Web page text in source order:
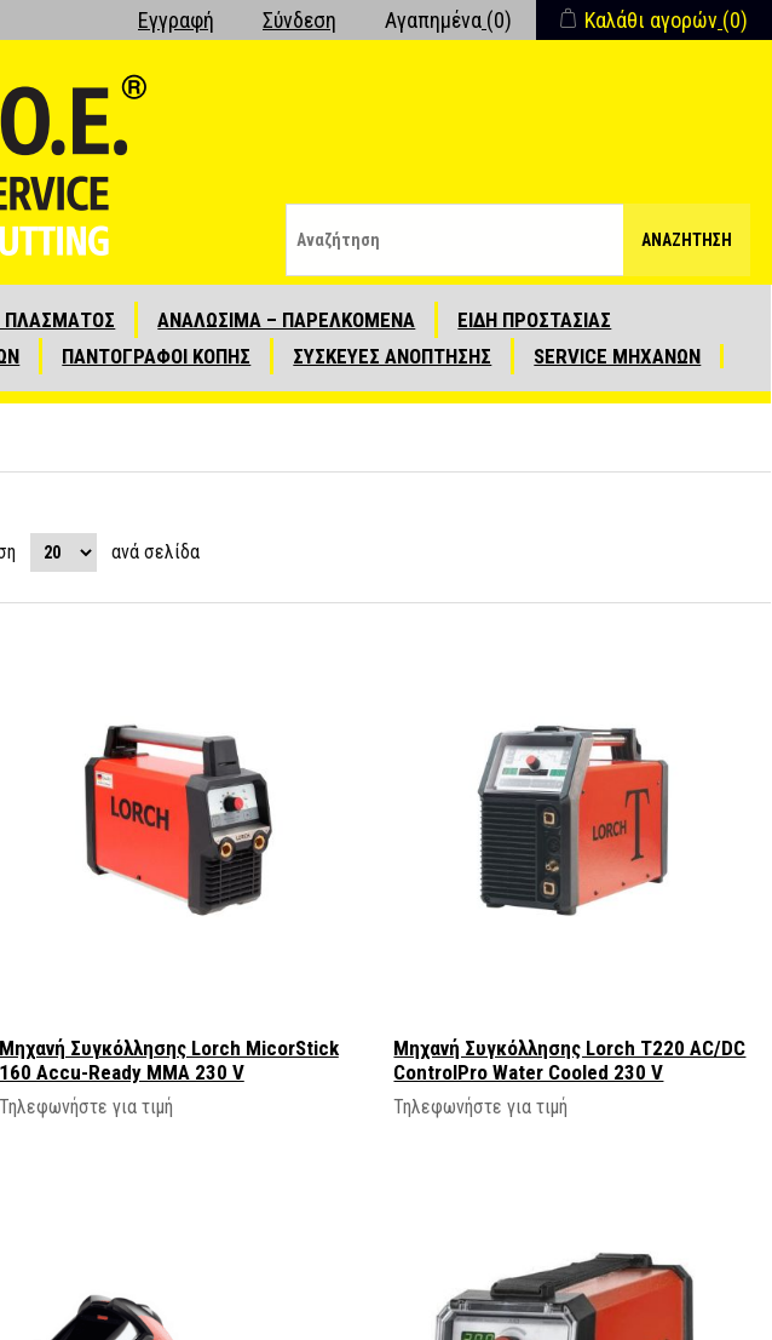
Εγγραφή Σύνδεση Αγαπημένα (0) Καλάθι αγορών (0)
ΑΝΑΖΉΤΗΣΗ
ΠΛΑΣΜΑΤΟΣ ΑΝΑΛΩΣΙΜΑ – ΠΑΡΕΛΚΟΜΕΝΑ
ΕΙΔΗ ΠΡΟΣΤΑΣΙΑΣ
ΠΑΝΤΟΓΡΑΦΟΙ ΚΟΠΗΣ ΣΥΣΚΕΥΕΣ ΑΝΟΠΤΗΣΗΣ SERVICE ΜΗΧΑΝΩΝ
ανά σελίδα
Μηχανή Συγκόλλησης Lorch MicorStick
160 Accu-Ready MMA 230 V
Τηλεφωνήστε για τιμή
Μηχανή Συγκόλλησης Lorch T220 AC/DC
ControlPro Water Cooled 230 V
Τηλεφωνήστε για τιμή